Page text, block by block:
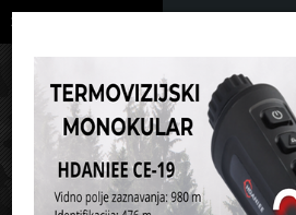
Vaša košarica je še prazna